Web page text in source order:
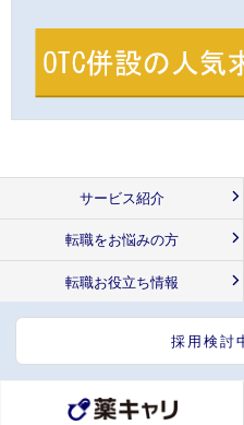
サービス紹介
転職をお悩みの方
転職お役立ち情報
採用検討